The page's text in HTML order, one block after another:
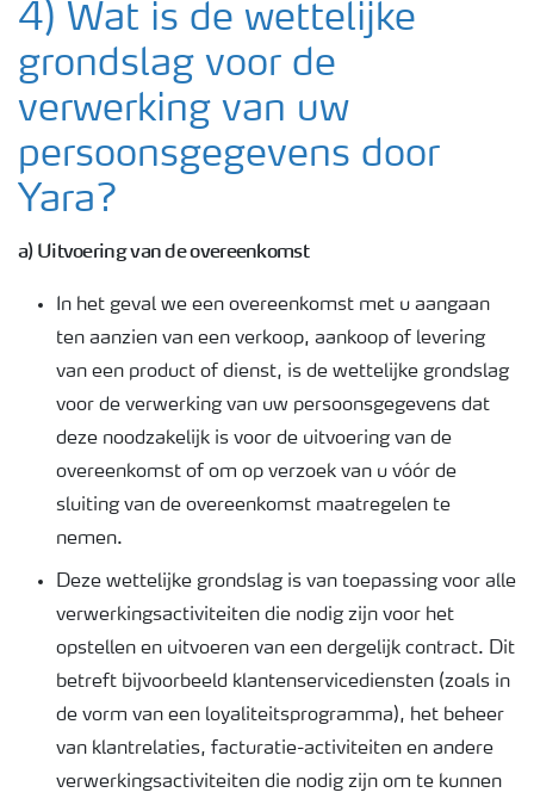
4) Wat is de wettelijke
grondslag voor de
verwerking van uw
persoonsgegevens door
Yara?
a) Uitvoering van de overeenkomst
In het geval we een overeenkomst met u aangaan
ten aanzien van een verkoop, aankoop of levering
van een product of dienst, is de wettelijke grondslag
voor de verwerking van uw persoonsgegevens dat
deze noodzakelijk is voor de uitvoering van de
overeenkomst of om op verzoek van u vóór de
sluiting van de overeenkomst maatregelen te
nemen.
Deze wettelijke grondslag is van toepassing voor alle
verwerkingsactiviteiten die nodig zijn voor het
opstellen en uitvoeren van een dergelijk contract. Dit
betreft bijvoorbeeld klantenservicediensten (zoals in
de vorm van een loyaliteitsprogramma), het beheer
van klantrelaties, facturatie-activiteiten en andere
verwerkingsactiviteiten die nodig zijn om te kunnen